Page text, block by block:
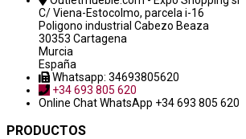
C/ Viena-Estocolmo, parcela i-16
Poligono industrial Cabezo Beaza
30353 Cartagena
Murcia
España
Whatsapp: 34693805620
+34 693 805 620
Online ChatWhatsApp +34 693 805 620
PRODUCTOS